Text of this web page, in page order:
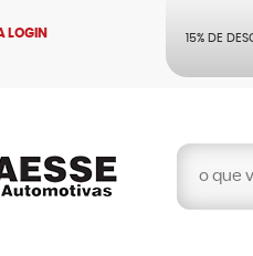
LOGIN 15% DE